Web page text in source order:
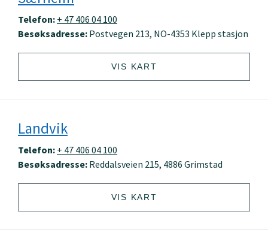
Telefon: + 47 406 04 100
Besøksadresse: Postvegen 213, NO-4353 Klepp stasjon
VIS KART
Landvik
Telefon: + 47 406 04 100
Besøksadresse: Reddalsveien 215, 4886 Grimstad
VIS KART